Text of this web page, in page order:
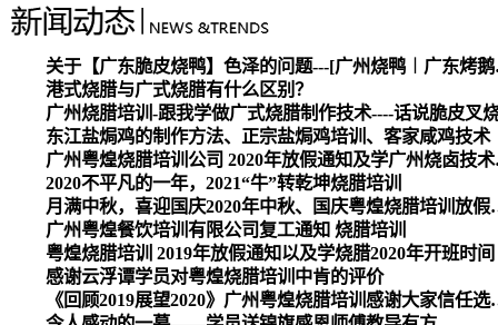
关于【广
港式烧腊与广式烧腊有什么区别？
广州烧腊培训-跟我学做广式烧腊制作技术----话说脆皮叉
东江盐焗鸡的制作方法、正宗盐焗鸡培训、客家咸鸡技术
广州粤煌
2020不平凡的一年，2021“牛”转乾坤烧腊培训
月满中秋，喜迎
广州粤煌餐饮培训有限公司复工通知 烧腊培训
粤煌烧腊培训 2019年放假通知以及学烧腊2020年开班时间
感谢云浮谭学员对粤煌烧腊培训中肯的评价
《回顾2019展望